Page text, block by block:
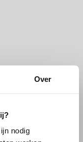
Over
nodig